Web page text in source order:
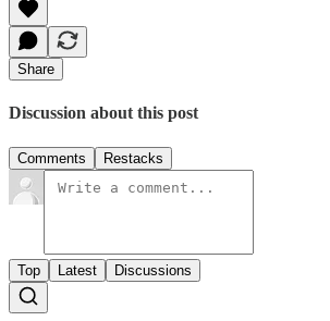
Share
Discussion about this post
Comments Restacks
Top Latest Discussions